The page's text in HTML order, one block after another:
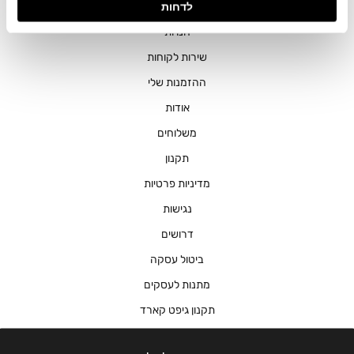
לדחות
חנויות
שירות לקוחות
ההזמנות שלי
אודות
משלוחים
תקנון
מדיניות פרטיות
נגישות
דרושים
ביטול עסקה
מתנות לעסקים
תקנון גיפט קארד